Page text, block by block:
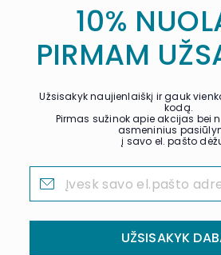
10%
PIRMAM
Užsisakyk naujienlaiškį ir gauk
kodą.
Pirmas sužinok apie akcijas bei
asmeninius
į savo el. pašto
UŽSISAKYK